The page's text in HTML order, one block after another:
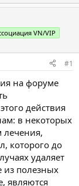
VN/VIP
#1
на форуме
действия
в некоторых
лечения,
которого до
удаляет
из полезных
являются